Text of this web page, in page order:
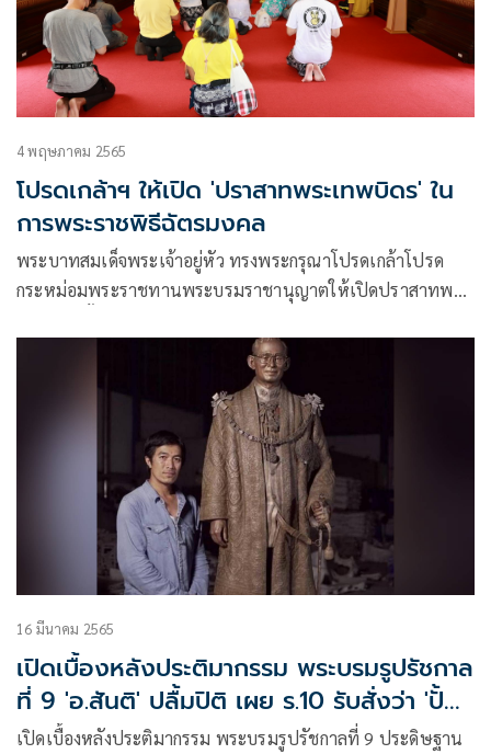
4 พฤษภาคม 2565
โปรดเกล้าฯ ให้เปิด 'ปราสาทพระเทพบิดร' ใน
การพระราชพิธีฉัตรมงคล
พระบาทสมเด็จพระเจ้าอยู่หัว ทรงพระกรุณาโปรดเกล้าโปรด
กระหม่อมพระราชทานพระบรมราชานุญาตให้เปิดปราสาทพระ
ราชการ และประชาชน เข้าถวายบังคมสมเด็จพระบูรพกษัตริยา
16 มีนาคม 2565
เปิดเบื้องหลังประติมากรรม พระบรมรูปรัชกาล
ที่ 9 'อ.สันติ' ปลื้มปิติ เผย ร.10 รับสั่งว่า 'ปั้น
พ่อยิ้มได้ด้วย'
เปิดเบื้องหลังประติมากรรม พระบรมรูปรัชกาลที่ 9 ประดิษฐาน